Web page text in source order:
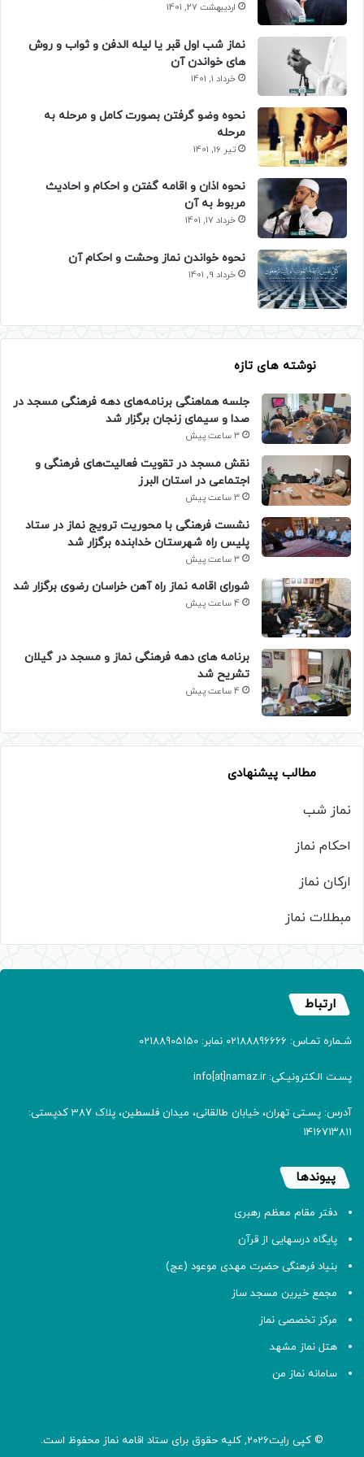
اردیبهشت 27, 1401
نماز شب اول قبر یا لیله الدفن و ثواب و روش
های خواندن آن
خرداد 1, 1401
نحوه وضو گرفتن بصورت کامل و مرحله به
مرحله
تیر 16, 1401
نحوه اذان و اقامه گفتن و احکام و احادیث
مربوط به آن
خرداد 17, 1401
نحوه خواندن نماز وحشت و احکام آن
خرداد 9, 1401
نوشته های تازه
جلسه هماهنگی برنامه‌های دهه فرهنگی مسجد در
صدا و سیمای زنجان برگزار شد
3 ساعت پیش
نقش مسجد در تقویت فعالیت‌های فرهنگی و
اجتماعی در استان البرز
3 ساعت پیش
نشست فرهنگی با محوریت ترویج نماز در ستاد
پلیس راه شهرستان خدابنده برگزار شد
3 ساعت پیش
شورای اقامه نماز راه آهن خراسان رضوی برگزار شد
4 ساعت پیش
برنامه های دهه فرهنگی نماز و مسجد در گیلان
تشریح شد
4 ساعت پیش
مطالب پیشنهادی
نماز شب
احکام نماز
ارکان نماز
مبطلات نماز
ارتباط
شـماره تمـاس: 02188896666 نمابر: 02188905150
پسـت الـکترونیـکی: info[at]namaz.ir
آدرس: پسـتی تهران، خیابان طالقانی، میدان فلسطین، پلاک 387 کدپستی:
۱۴۱۶۷۱۳۸۱۱
پیوندها
دفتر مقام معظم رهبری
پایگاه درسهایی از قرآن
بنیاد فرهنگی حضرت مهدی موعود (عج)
مجمع خیرین مسجد ساز
مرکز تخصصی نماز
هتل نماز مشهد
سامانه نماز من
© کپی رایت2026, کلیه حقوق برای ستاد اقامه نماز محفوظ است.